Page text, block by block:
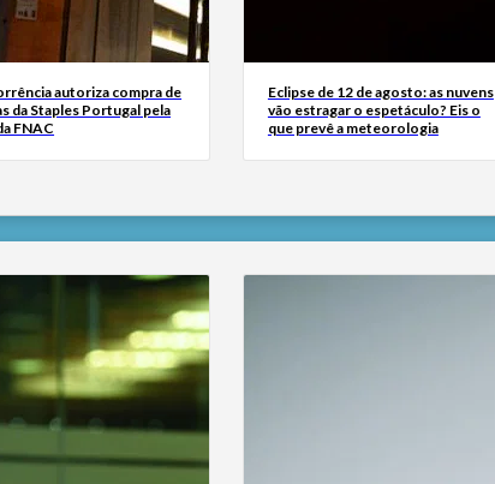
autoriza compra de
da Staples Portugal pela
FNAC
Eclipse de 12 de agosto: as nuvens
vão estragar o espetáculo? Eis o
que prevê a meteorologia